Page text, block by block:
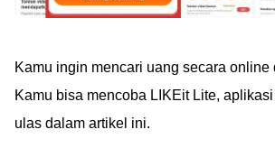
Kamu ingin mencari uang secara online
Kamu bisa mencoba LIKEit Lite,
ulas dalam artikel ini.